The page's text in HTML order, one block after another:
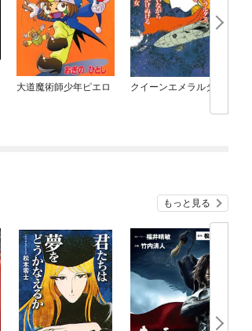
大道魔術師少年ピエロ クイーンエメラルダス
もっと見る